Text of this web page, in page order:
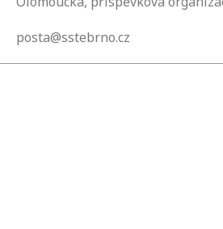
posta@sstebrno.cz